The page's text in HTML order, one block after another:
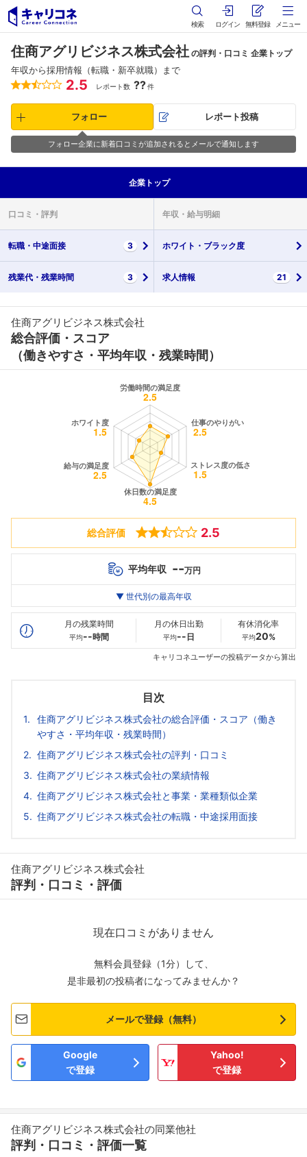
検索 ログイン 無料登録 メニュー
住商アグリビジネス株式会社 の評判・口コミ 企業トップ
年収から採用情報（転職・新卒就職）まで
2.5 レポート数 ??件
フォロー レポート投稿
フォロー企業に新着口コミが追加されるとメールで通知します
企業 トップ
口コミ・ 評判 年収・ 給与明細
転職・ 中途面接 3 ホワイト・ ブラック度
残業代・ 残業時間 3 求人情報 21
住商アグリビジネス株式会社
総合評価・スコア
（働きやすさ・平均年収・残業時間）
総合評価 2.5
平均年収 --万円
最高年収
20代
--万
30代
--万
--万
▼ 世代別の最高年収
月の残業時間
平均--時間
月の休日出勤
平均-- 日
有休消化率
平均20%
キャリコネユーザーの投稿データから算出
目次
住商アグリビジネス株式会社の総合評価・スコア（働き
やすさ・平均年収・残業時間）
住商アグリビジネス株式会社の評判・口コミ
住商アグリビジネス株式会社の業績情報
住商アグリビジネス株式会社と事業・業種類似企業
住商アグリビジネス株式会社の転職・中途採用面接
住商アグリビジネス株式会社
評判・口コミ・評価
現在口コミがありません
無料会員登録（1分）して、
是非最初の投稿者になってみませんか？
メールで登録（無料）
Google
で登録
Yahoo!
で登録
住商アグリビジネス株式会社の同業他社
評判・口コミ・評価一覧